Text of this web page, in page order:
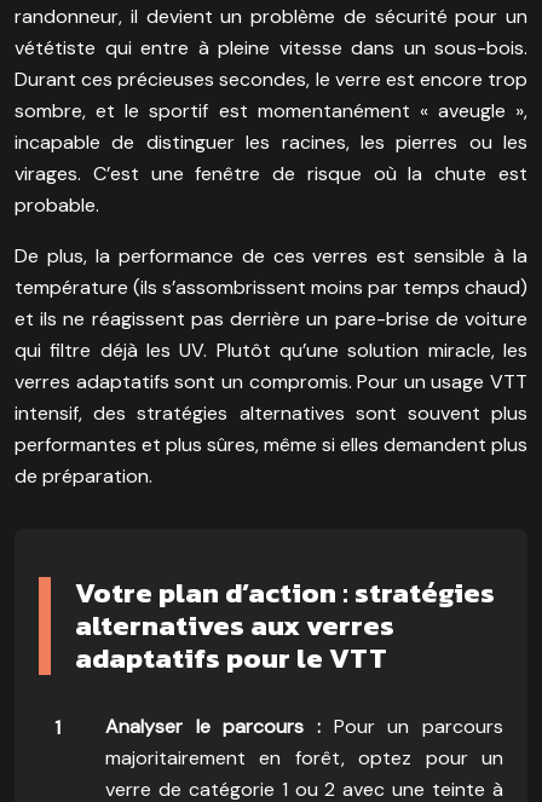
randonneur, il devient un problème de sécurité pour un
vététiste qui entre à pleine vitesse dans un sous-bois.
Durant ces précieuses secondes, le verre est encore trop
sombre, et le sportif est momentanément « aveugle »,
incapable de distinguer les racines, les pierres ou les
virages. C’est une fenêtre de risque où la chute est
probable.
De plus, la performance de ces verres est sensible à la
température (ils s’assombrissent moins par temps chaud)
et ils ne réagissent pas derrière un pare-brise de voiture
qui filtre déjà les UV. Plutôt qu’une solution miracle, les
verres adaptatifs sont un compromis. Pour un usage VTT
intensif, des stratégies alternatives sont souvent plus
performantes et plus sûres, même si elles demandent plus
de préparation.
Votre plan d’action : stratégies
alternatives aux verres
adaptatifs pour le VTT
Analyser le parcours : Pour un parcours
majoritairement en forêt, optez pour un
verre de catégorie 1 ou 2 avec une teinte à